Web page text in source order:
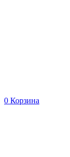
0 Корзина